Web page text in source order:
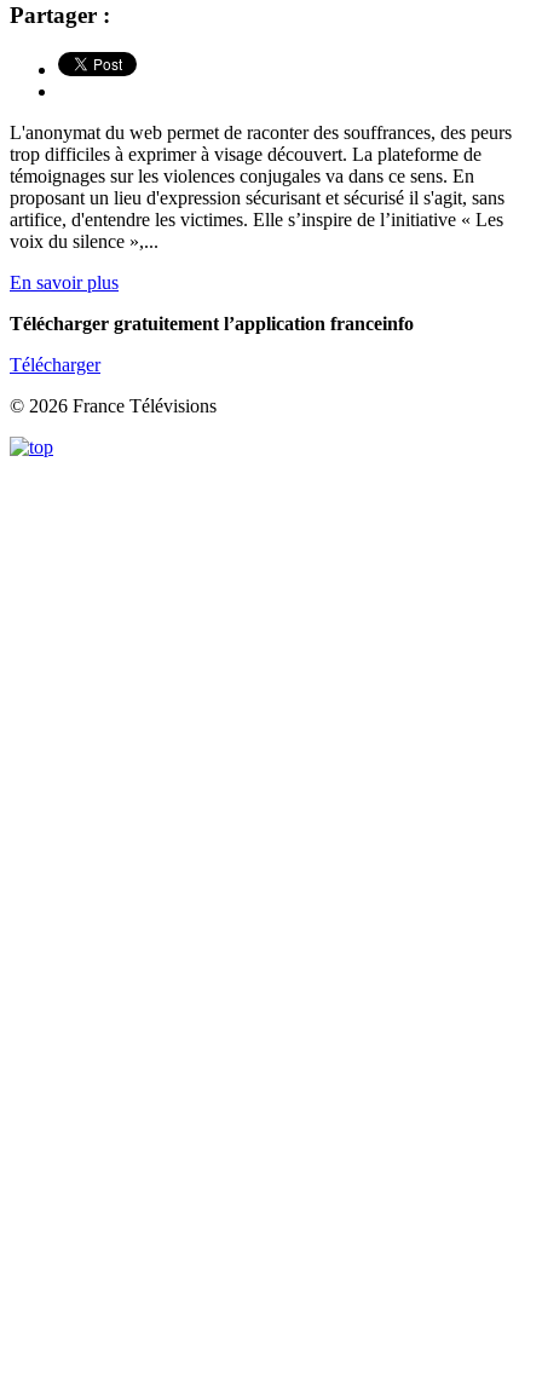
Partager :
L'anonymat du web permet de raconter des souffrances, des peurs
trop difficiles à exprimer à visage découvert. La plateforme de
témoignages sur les violences conjugales va dans ce sens. En
proposant un lieu d'expression sécurisant et sécurisé il s'agit, sans
artifice, d'entendre les victimes. Elle s’inspire de l’initiative « Les
voix du silence »,...
En savoir plus
Télécharger gratuitement l’application franceinfo
Télécharger
© 2026 France Télévisions